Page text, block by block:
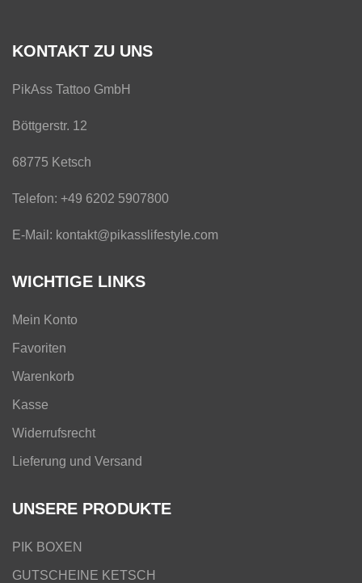
KONTAKT ZU UNS
PikAss Tattoo GmbH
Böttgerstr. 12
68775 Ketsch
Telefon: +49 6202 5907800
E-Mail: kontakt@pikasslifestyle.com
WICHTIGE LINKS
Mein Konto
Favoriten
Warenkorb
Kasse
Widerrufsrecht
Lieferung und Versand
UNSERE PRODUKTE
PIK BOXEN
GUTSCHEINE KETSCH